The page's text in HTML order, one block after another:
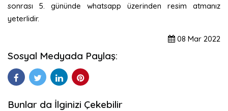
sonrası 5. gününde whatsapp üzerinden resim atmanız
yeterlidir.
08 Mar 2022
Sosyal Medyada Paylaş:
Bunlar da İlginizi Çekebilir